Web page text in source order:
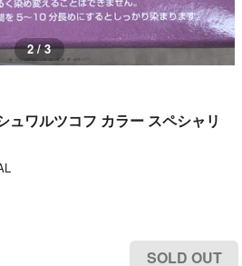
2 / 3
ワルツコフ カラー スペシャリ
SOLD OUT